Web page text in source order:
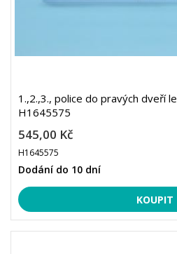
1.,2.,3., police do pravých dveří
H1645575
545,00 Kč
H1645575
Dodání do 10 dní